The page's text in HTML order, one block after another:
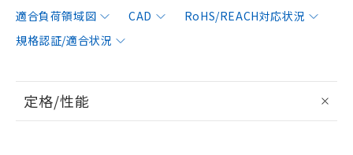
適合負荷領域図
CAD
RoHS/REACH対応状況
規格認証/適合状況
定格/性能